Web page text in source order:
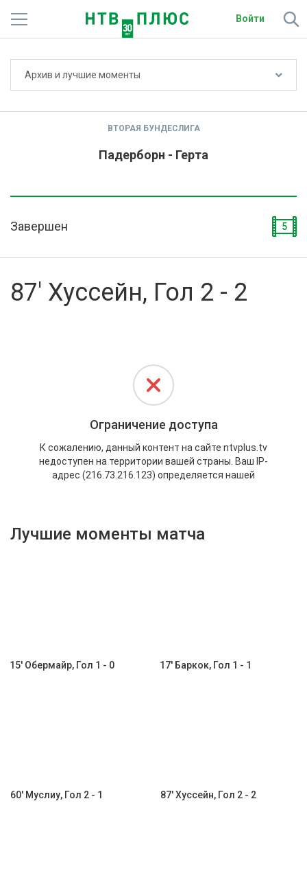
Войти
О сайте
Архив и лучшие моменты
ВТОРАЯ БУНДЕСЛИГА
Падерборн - Герта
Завершен 5
87' Хуссейн, Гол 2 - 2
Лучшие моменты матча
15' Обермайр, Гол 1 - 0 17' Баркок, Гол 1 - 1
60' Муслиу, Гол 2 - 1 87' Хуссейн, Гол 2 - 2